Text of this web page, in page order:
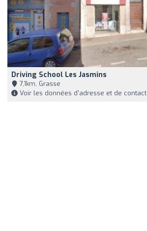
Driving School Les Jasmins
7,1km, Grasse
Voir les données d'adresse et de contact